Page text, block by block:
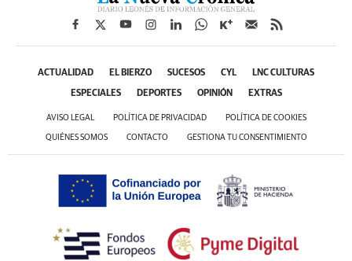
ACTUALIDAD EL BIERZO SUCESOS CYL LNC CULTURAS
ESPECIALES DEPORTES OPINIÓN EXTRAS
AVISO LEGAL POLÍTICA DE PRIVACIDAD POLÍTICA DE COOKIES
QUIÉNES SOMOS CONTACTO GESTIONA TU CONSENTIMIENTO